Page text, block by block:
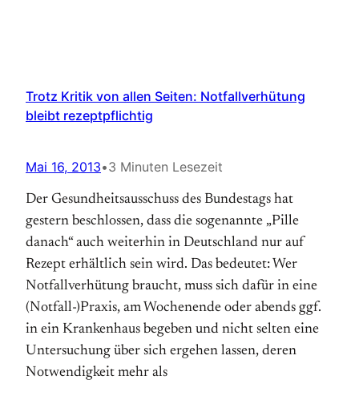
Trotz Kritik von allen Seiten: Notfallverhütung
bleibt rezeptpflichtig
Mai 16, 2013•3 Minuten Lesezeit
Der Gesundheitsausschuss des Bundestags hat
gestern beschlossen, dass die sogenannte „Pille
danach“ auch weiterhin in Deutschland nur auf
Rezept erhältlich sein wird. Das bedeutet: Wer
Notfallverhütung braucht, muss sich dafür in eine
(Notfall-)Praxis, am Wochenende oder abends ggf.
in ein Krankenhaus begeben und nicht selten eine
Untersuchung über sich ergehen lassen, deren
Notwendigkeit mehr als